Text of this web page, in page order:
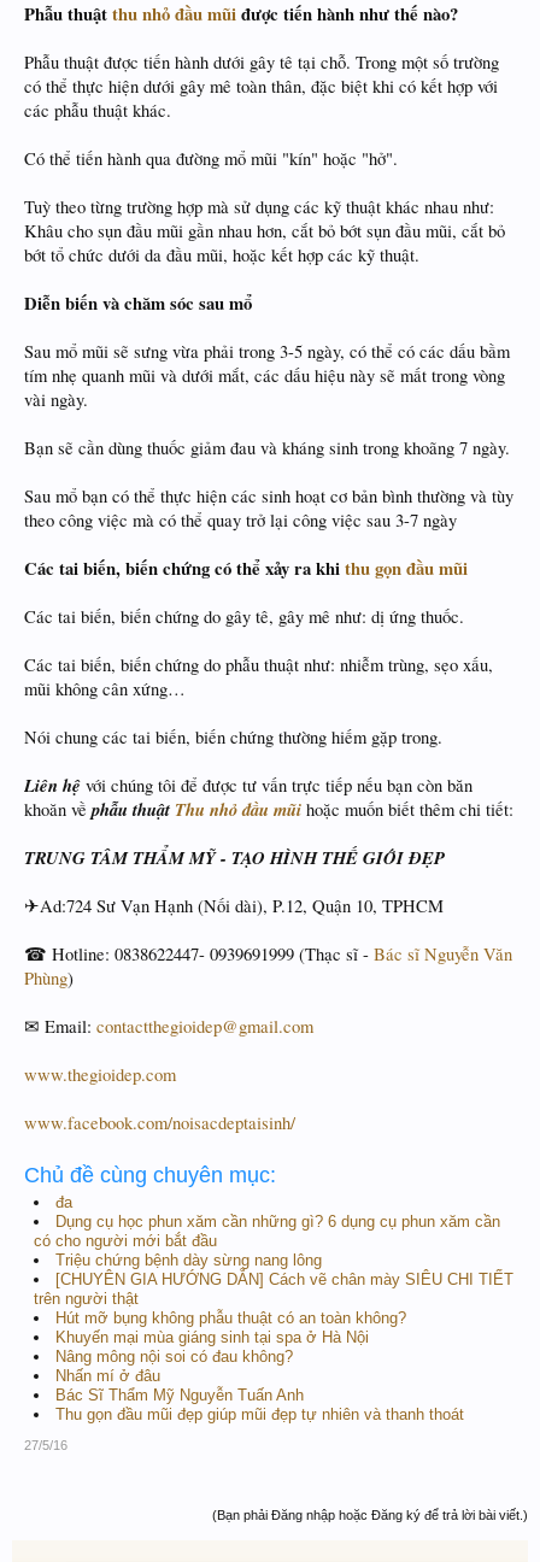
Phẫu thuậtthu nhỏ đầu mũiđược tiến hành như thế nào?
Phẫu thuật được tiến hành dưới gây tê tại chỗ. Trong một số trường
có thể thực hiện dưới gây mê toàn thân, đặc biệt khi có kết hợp với
các phẫu thuật khác.
Có thể tiến hành qua đường mổ mũi "kín" hoặc "hở".
Tuỳ theo từng trường hợp mà sử dụng các kỹ thuật khác nhau như:
Khâu cho sụn đầu mũi gần nhau hơn, cắt bỏ bớt sụn đầu mũi, cắt bỏ
bớt tổ chức dưới da đầu mũi, hoặc kết hợp các kỹ thuật.
Diễn biến và chăm sóc sau mổ
Sau mổ mũi sẽ sưng vừa phải trong 3-5 ngày, có thể có các dấu bầm
tím nhẹ quanh mũi và dưới mắt, các dấu hiệu này sẽ mất trong vòng
vài ngày.
Bạn sẽ cần dùng thuốc giảm đau và kháng sinh trong khoãng 7 ngày.
Sau mổ bạn có thể thực hiện các sinh hoạt cơ bản bình thường và tùy
theo công việc mà có thể quay trở lại công việc sau 3-7 ngày
Các tai biến, biến chứng có thể xảy ra khithu gọn đầu mũi
Các tai biến, biến chứng do gây tê, gây mê như: dị ứng thuốc.
Các tai biến, biến chứng do phẫu thuật như: nhiễm trùng, sẹo xấu,
mũi không cân xứng…
Nói chung các tai biến, biến chứng thường hiếm gặp trong.
Liên hệ với chúng tôi để được tư vấn trực tiếp nếu bạn còn băn
khoăn vềphẫu thuật Thu nhỏ đầu mũi hoặc muốn biết thêm chi tiết:
TRUNG TÂM THẨM MỸ - TẠO HÌNH THẾ GIỚI ĐẸP
✈Ad:724 Sư Vạn Hạnh (Nối dài), P.12, Quận 10, TPHCM
☎ Hotline: 0838622447- 0939691999 (Thạc sĩ - Bác sĩ Nguyễn Văn
Phùng)
✉ Email: contactthegioidep@gmail.com
www.thegioidep.com
www.facebook.com/noisacdeptaisinh/
Chủ đề cùng chuyên mục:
đa
Dụng cụ học phun xăm cần những gì? 6 dụng cụ phun xăm cần
có cho người mới bắt đầu
Triệu chứng bệnh dày sừng nang lông
[CHUYÊN GIA HƯỚNG DẪN] Cách vẽ chân mày SIÊU CHI TIẾT
trên người thật
Hút mỡ bụng không phẫu thuật có an toàn không?
Khuyến mại mùa giáng sinh tại spa ở Hà Nội
Nâng mông nội soi có đau không?
Nhấn mí ở đâu
Bác Sĩ Thẩm Mỹ Nguyễn Tuấn Anh
Thu gọn đầu mũi đẹp giúp mũi đẹp tự nhiên và thanh thoát
27/5/16
(Bạn phải Đăng nhập hoặc Đăng ký để trả lời bài viết.)